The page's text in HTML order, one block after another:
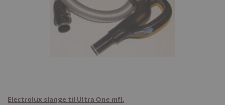
Electrolux slange til Ultra One mfl.